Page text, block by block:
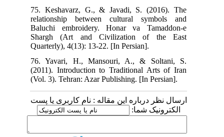
75. Keshavarz, G., & Javadi, S. (2016). The
relationship between cultural symbols and
Baluchi embroidery. Honar va Tamaddon-e
Shargh (Art and Civilization of the East
Quarterly), 4(13): 13-22. [In Persian].
76. Yavari, H., Mansouri, A., & Soltani, S.
(2011). Introduction to Traditional Arts of Iran
(Vol. 3). Tehran: Azar Publishing. [In Persian].
ارسال نظر درباره این مقاله : نام کاربری یا پست
الکترونیک شما: